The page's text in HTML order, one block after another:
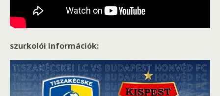
szurkolói információk: